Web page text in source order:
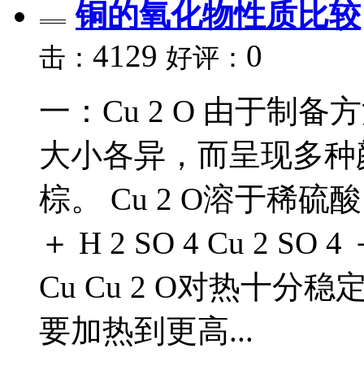
铜的氧化物性质比较
击： 4129 好评： 0
一：Cu 2 O 由于制备
大小各异，而呈现多
棕。 Cu 2 O溶于稀硫
＋ H 2 SO 4 Cu 2 SO 4
Cu Cu 2 O对热十分稳
要加热到更高...